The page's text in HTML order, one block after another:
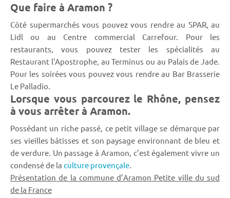
Que faire à Aramon ?
Côté supermarchés vous pouvez vous rendre au SPAR, au
Lidl ou au Centre commercial Carrefour. Pour les
restaurants, vous pouvez tester les spécialités au
Restaurant l'Apostrophe, au Terminus ou au Palais de Jade.
Pour les soirées vous pouvez vous rendre au Bar Brasserie
Le Palladio.
Lorsque vous parcourez le Rhône, pensez
à vous arrêter à Aramon.
Possédant un riche passé, ce petit village se démarque par
ses vieilles bâtisses et son paysage environnant de bleu et
de verdure. Un passage à Aramon, c’est également vivre un
condensé de la culture provençale.
Présentation de la commune d’Aramon Petite ville du sud
de la France